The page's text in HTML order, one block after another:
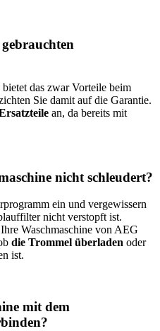
das zwar Vorteile beim
Sie damit auf die Garantie.
an, da bereits mit
nicht schleudert?
ein und vergewissern
nicht verstopft ist.
Waschmaschine von AEG
die Trommel überladen oder
ist.
mit dem